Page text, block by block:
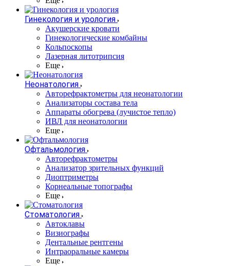
Гинекология и урология
Акушерские кровати
Гинекологические комбайны
Кольпоскопы
Лазерная литотрипсия
Еще
Неонатология
Авторефрактометры для неонатологии
Анализаторы состава тела
Аппараты обогрева (лучистое тепло)
ИВЛ для неонатологии
Еще
Офтальмология
Авторефрактометры
Анализатор зрительных функций
Диоптриметры
Корнеальные топографы
Еще
Стоматология
Автоклавы
Визиографы
Дентальные рентгены
Интраоральные камеры
Еще